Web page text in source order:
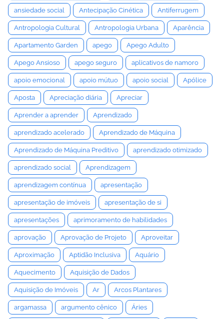
ansiedade social Antecipação Cinética Antiferrugem
Antropologia Cultural Antropologia Urbana Aparência
Apartamento Garden apego Apego Adulto
Apego Ansioso apego seguro aplicativos de namoro
apoio emocional apoio mútuo apoio social Apólice
Aposta Apreciação diária Apreciar
Aprender a aprender Aprendizado
aprendizado acelerado Aprendizado de Máquina
Aprendizado de Máquina Preditivo aprendizado otimizado
aprendizado social Aprendizagem
aprendizagem contínua apresentação
apresentação de imóveis apresentação de si
apresentações aprimoramento de habilidades
aprovação Aprovação de Projeto Aproveitar
Aproximação Aptidão Inclusiva Aquário
Aquecimento Aquisição de Dados
Aquisição de Imóveis Ar Arcos Plantares
argamassa argumento cênico Áries